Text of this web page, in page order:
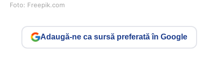
Foto: Freepik.com
Adaugă-ne ca sursă preferată în Google